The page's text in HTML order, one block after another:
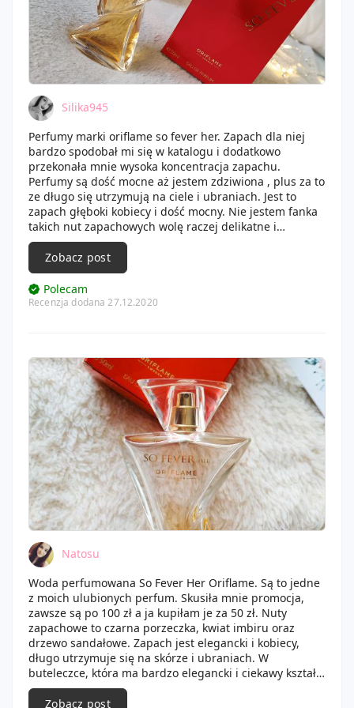
lato przyszedł na nowo jego czas. Perfum bardzo
dobrze utrzymuje swój słodki zapach na skórze.
Serum do stóp Feet Up Advanced - moje jedne
trampki tak mnie obtarły, że na małych palcach
powstały mi blazy, zaczęłam używać tego serum i
zaczęły zanikać, serum jest super, stosuję je również na
pięty, które są szorstkie. Serum sprawia na prawdę
cuda, moje stopy stały się miękkie, blazy z nich zniknęły,
bardzo dobry produkt z Oriflame.
Ja nominuję@paoleandra ,@dreams1919,@tulipanna
oraz@Fixation. Do dzieła dziewczyny!
Silika945
Perfumy marki oriflame so fever her. Zapach dla niej
bardzo spodobał mi się w katalogu i dodatkowo
przekonała mnie wysoka koncentracja zapachu.
Perfumy są dość mocne aż jestem zdziwiona , plus za to
ze długo się utrzymują na ciele i ubraniach. Jest to
zapach głęboki kobiecy i dość mocny. Nie jestem fanka
takich nut zapachowych wolę raczej delikatne i
kwiatowe ale ten ma coś w sobie szczególnie pasuje mi
do pory zimowej. Fiolka ładna jakby zakręcona super to
wygląda ❤
Zobacz post
Polecam
Recenzja dodana 27.12.2020
Natosu
Woda perfumowana So Fever Her Oriflame. Są to jedne
z moich ulubionych perfum. Skusiła mnie promocja,
zawsze są po 100 zł a ja kupiłam je za 50 zł. Nuty
zapachowe to czarna porzeczka, kwiat imbiru oraz
drzewo sandałowe. Zapach jest elegancki i kobiecy,
długo utrzymuje się na skórze i ubraniach. W
buteleczce, która ma bardzo elegancki i ciekawy kształt
mieści się 50 ml produktu. Będzie to mój ulubieniec,
który na pewno jeszcze nie raz zagości w mojej
Zobacz post